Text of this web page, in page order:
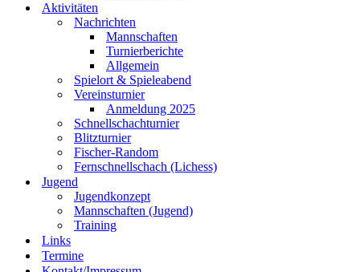
Aktivitäten
Nachrichten
Mannschaften
Turnierberichte
Allgemein
Spielort & Spieleabend
Vereinsturnier
Anmeldung 2025
Schnellschachturnier
Blitzturnier
Fischer-Random
Fernschnellschach (Lichess)
Jugend
Jugendkonzept
Mannschaften (Jugend)
Training
Links
Termine